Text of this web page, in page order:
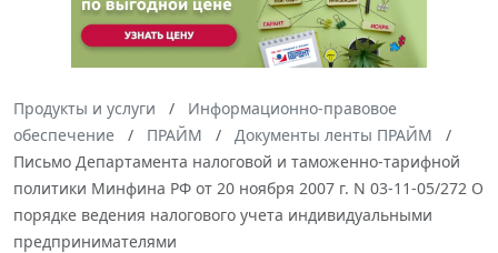
Продукты и услуги
Информационно-правовое
обеспечение
ПРАЙМ
Документы ленты ПРАЙМ
Письмо Департамента налоговой и таможенно-тарифной
политики Минфина РФ от 20 ноября 2007 г. N 03-11-05/272 О
порядке ведения налогового учета индивидуальными
предпринимателями